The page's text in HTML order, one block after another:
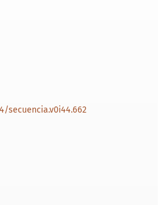
secuencia.v0i44.662